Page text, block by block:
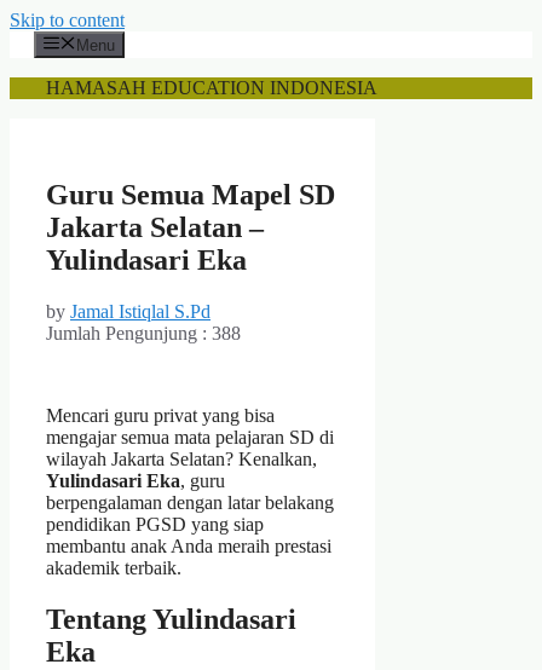
Skip to content
Menu
HAMASAH EDUCATION INDONESIA
Guru Semua Mapel SD
Jakarta Selatan –
Yulindasari Eka
by Jamal Istiqlal S.Pd
Jumlah Pengunjung : 388
Mencari guru privat yang bisa
mengajar semua mata pelajaran SD di
wilayah Jakarta Selatan? Kenalkan,
Yulindasari Eka, guru
berpengalaman dengan latar belakang
pendidikan PGSD yang siap
membantu anak Anda meraih prestasi
akademik terbaik.
Tentang Yulindasari
Eka